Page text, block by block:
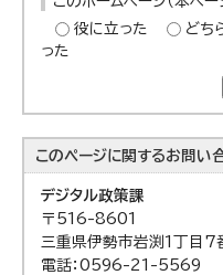
役に立った
どち
った
このページに関するお問い
デジタル政策課
〒516-8601
三重県伊勢市岩渕1丁目
電話：0596-21-5569